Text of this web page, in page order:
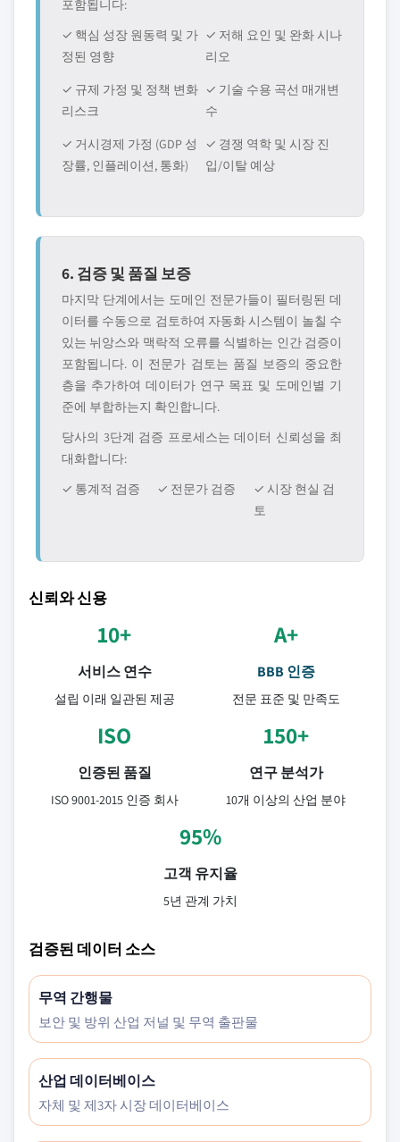
포함됩니다:
✓ 핵심 성장 원동력 및 가
정된 영향
✓ 저해 요인 및 완화 시나
리오
✓ 규제 가정 및 정책 변화
리스크
✓ 기술 수용 곡선 매개변
수
✓ 거시경제 가정 (GDP 성
장률, 인플레이션, 통화)
✓ 경쟁 역학 및 시장 진
입/이탈 예상
6. 검증 및 품질 보증
마지막 단계에서는 도메인 전문가들이 필터링된 데
이터를 수동으로 검토하여 자동화 시스템이 놀칠 수
있는 뉘앙스와 맥락적 오류를 식별하는 인간 검증이
포함됩니다. 이 전문가 검토는 품질 보증의 중요한
층을 추가하여 데이터가 연구 목표 및 도메인별 기
준에 부합하는지 확인합니다.
당사의 3단계 검증 프로세스는 데이터 신뢰성을 최
대화합니다:
✓ 통계적 검증
✓ 전문가 검증
✓ 시장 현실 검
토
신뢰와 신용
10+
서비스 연수
설립 이래 일관된 제공
A+
BBB 인증
전문 표준 및 만족도
ISO
인증된 품질
ISO 9001-2015 인증 회사
150+
연구 분석가
10개 이상의 산업 분야
95%
고객 유지율
5년 관계 가치
검증된 데이터 소스
무역 간행물
보안 및 방위 산업 저널 및 무역 출판물
산업 데이터베이스
자체 및 제3자 시장 데이터베이스